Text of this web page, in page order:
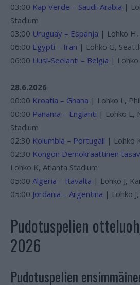
03:00 Kap Verde – Saudi-Arabia |
Stadium
03:00 Uruguay – Espanja | Lohko
06:00 Egypti – Iran | Lohko G,
06:00 Uusi-Seelanti – Belgia | Lohko
28.6.2026
00:00 Kroatia – Ghana | Lohko L,
00:00 Panama – Englanti | Lohko L,
Stadium
02:30 Kolumbia – Portugali | Lohko
02:30 Kongon Demokraattinen
Lohko K, Atlanta Stadium
05:00 Algeria – Itävalta | Lohko J,
05:00 Jordania – Argentina | Lohko
Pudotuspelien
2026
Pudotuspelien